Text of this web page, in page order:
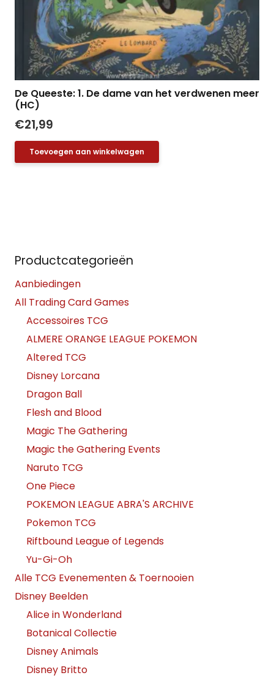
De Queeste: 1. De dame van het verdwenen meer
(HC)
€21,99
Toevoegen aan winkelwagen
Productcategorieën
Aanbiedingen
All Trading Card Games
Accessoires TCG
ALMERE ORANGE LEAGUE POKEMON
Altered TCG
Disney Lorcana
Dragon Ball
Flesh and Blood
Magic The Gathering
Magic the Gathering Events
Naruto TCG
One Piece
POKEMON LEAGUE ABRA'S ARCHIVE
Pokemon TCG
Riftbound League of Legends
Yu-Gi-Oh
Alle TCG Evenementen & Toernooien
Disney Beelden
Alice in Wonderland
Botanical Collectie
Disney Animals
Disney Britto